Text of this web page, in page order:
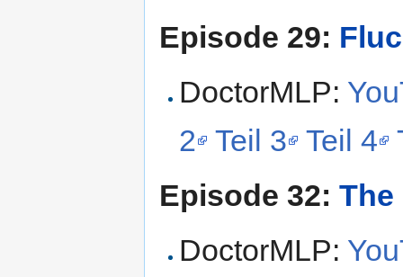
Episode 29:
DoctorMLP:
2 Teil 3 Teil 4
Episode 32: The
DoctorMLP: